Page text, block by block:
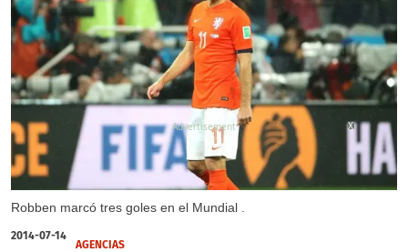
Robben marcó tres goles en el Mundial .
X
2014-07-14
AGENCIAS